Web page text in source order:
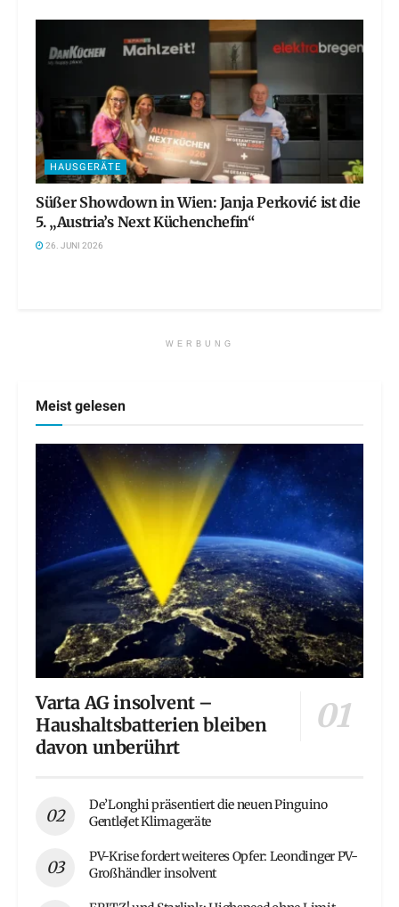
HAUSGERÄTE
Süßer Showdown in Wien: Janja Perković ist die
5. „Austria’s Next Küchenchefin“
26. JUNI 2026
WERBUNG
Meist gelesen
Varta AG insolvent –
Haushaltsbatterien bleiben
davon unberührt
De’Longhi präsentiert die neuen Pinguino
GentleJet Klimageräte
PV-Krise fordert weiteres Opfer: Leondinger PV-
Großhändler insolvent